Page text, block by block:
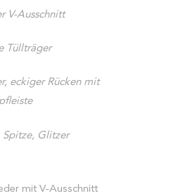
V-Ausschnitt
Tüllträger
eckiger Rücken mit
Spitze, Glitzer
mit V-Ausschnitt